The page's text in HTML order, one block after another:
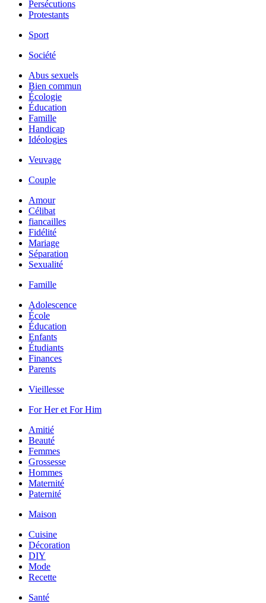
Persécutions
Protestants
Sport
Société
Abus sexuels
Bien commun
Écologie
Éducation
Famille
Handicap
Idéologies
Veuvage
Couple
Amour
Célibat
fiancailles
Fidélité
Mariage
Séparation
Sexualité
Famille
Adolescence
École
Éducation
Enfants
Étudiants
Finances
Parents
Vieillesse
For Her et For Him
Amitié
Beauté
Femmes
Grossesse
Hommes
Maternité
Paternité
Maison
Cuisine
Décoration
DIY
Mode
Recette
Santé